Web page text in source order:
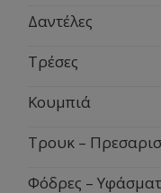
Δαντέλες
Τρέσες
Κουμπιά
Τρουκ –
Φόδρες –